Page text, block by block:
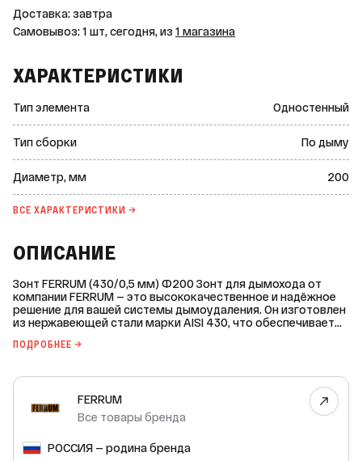
Доставка: завтра
Самовывоз: 1 шт, сегодня, из 1 магазина
ХАРАКТЕРИСТИКИ
Тип элемента Одностенный
Тип сборки По дыму
Диаметр, мм 200
ВСЕ ХАРАКТЕРИСТИКИ →
ОПИСАНИЕ
Зонт FERRUM (430/0,5 мм) Ф200 Зонт для дымохода от
компании FERRUM — это высококачественное и надёжное
решение для вашей системы дымоудаления. Он изготовлен
из нержавеющей стали марки AISI 430, что обеспечивает
характеристики: * Одностенный зонт. * Подходит для
Предназначен для внешнего монтажа. * Материал:
нержавеющая сталь. * Марка стали: AISI 430. Этот зонт
является важным элементом комплектации к
твёрдотопливным котлам. Он обеспечивает эффективное
удаление продуктов сгорания и защищает дымоходную
систему от атмосферных воздействий. Выбирая зонт
FERRUM, вы получаете качественный продукт от
ПОДРОБНЕЕ →
FERRUM
Все товары бренда
РОССИЯ — родина бренда